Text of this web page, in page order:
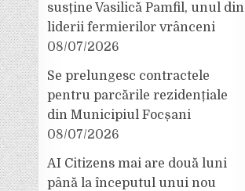
susține Vasilică Pamfil, unul din
liderii fermierilor vrânceni
08/07/2026
Se prelungesc contractele
pentru parcările rezidențiale
din Municipiul Focșani
08/07/2026
AI Citizens mai are două luni
până la începutul unui nou